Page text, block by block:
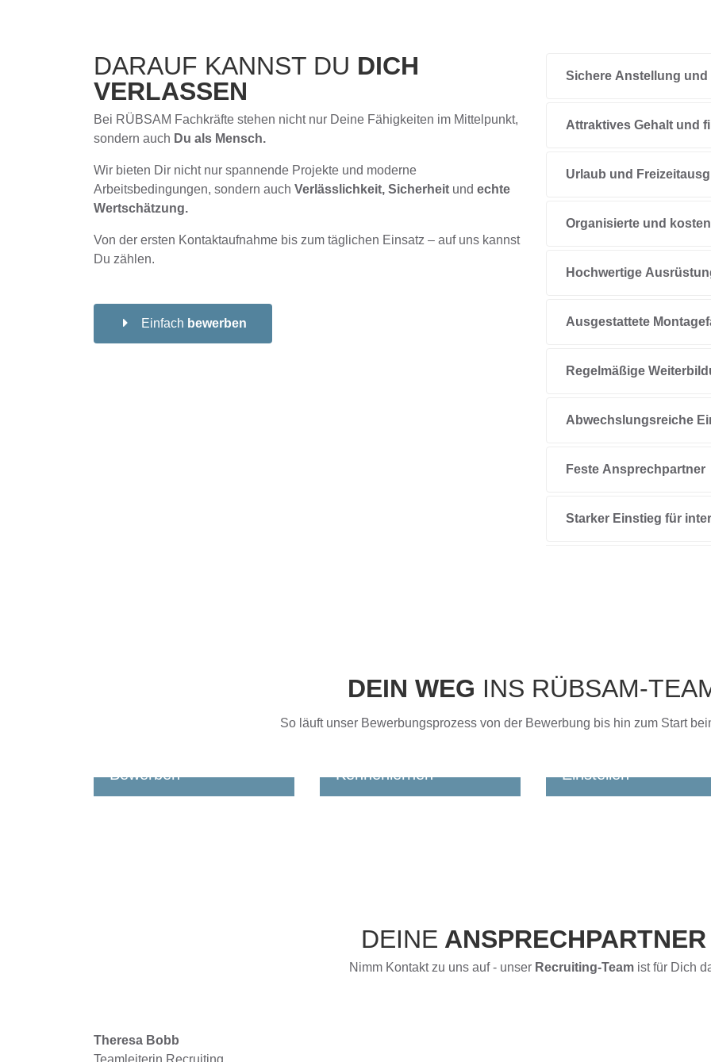
DARAUF KANNST DU DICH
VERLASSEN
Bei RÜBSAM Fachkräfte stehen nicht nur Deine Fähigkeiten im Mittelpunkt,
sondern auch Du als Mensch.
Wir bieten Dir nicht nur spannende Projekte und moderne
Arbeitsbedingungen, sondern auch Verlässlichkeit, Sicherheit und echte
Wertschätzung.
Von der ersten Kontaktaufnahme bis zum täglichen Einsatz – auf uns kannst
Du zählen.
Einfach bewerben
Sichere Anstellung
Attraktives Gehalt und
Urlaub und
Organisierte und
Hochwertige
Ausgestattete
Regelmäßige
Abwechslungsreiche
Feste Ansprechpartner
Starker Einstieg für
DEIN WEG INS RÜBSAM-
So läuft unser Bewerbungsprozess von der Bewerbung bis hin zum Start
Bewerben Kennenlernen Einstellen
DEINE ANSPRECHPARTNER
Nimm Kontakt zu uns auf - unser Recruiting-Team ist für Dich
Theresa Bobb
Teamleiterin Recruiting